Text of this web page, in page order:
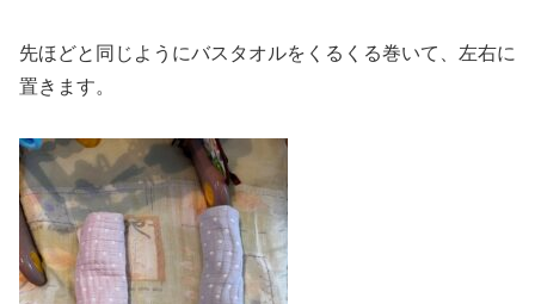
先ほどと同じようにバスタオルをくるくる巻いて、左右に
置きます。